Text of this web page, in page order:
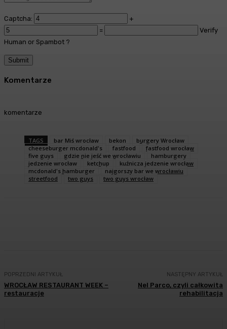
Captcha:
+
=
Verify
Human or Spambot ?
Komentarze
komentarze
TAGS bar Miś wrocław bekon
burgery Wrocław
cheeseburger mcdonald's
fastfood
fastfood wrocław
five guys
gdzie nie jeść we wrocławiu
hamburgery
jedzenie wrocław
ketchup
kuźnicza jedzenie wrocław
mcdonald's hamburger
najgorszy bar we wrocławiu
streetfood
two guys two guys wrocław
POPRZEDNI ARTYKUŁ
WROCŁAW RESTAURANT WEEK –
restauracje
NASTĘPNY ARTYKUŁ
Nel Parco, czyli całkowita
rehabilitacja